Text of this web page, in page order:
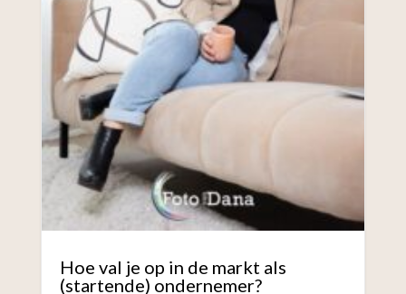
Hoe val je op in de markt als
(startende) ondernemer?